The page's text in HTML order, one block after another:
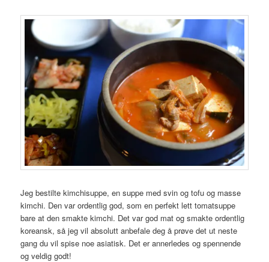
Jeg bestilte kimchisuppe, en suppe med svin og tofu og masse
kimchi. Den var ordentlig god, som en perfekt lett tomatsuppe
bare at den smakte kimchi. Det var god mat og smakte ordentlig
koreansk, så jeg vil absolutt anbefale deg å prøve det ut neste
gang du vil spise noe asiatisk. Det er annerledes og spennende
og veldig godt!